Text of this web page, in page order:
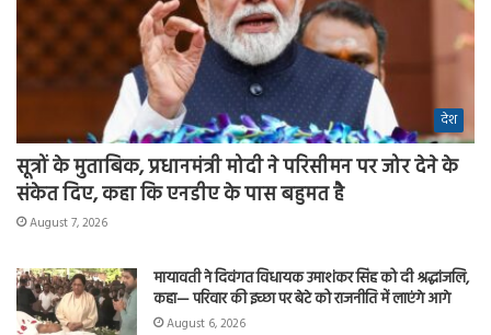
देश
सूत्रों के मुताबिक, प्रधानमंत्री मोदी ने परिसीमन पर जोर देने के
संकेत दिए, कहा कि एनडीए के पास बहुमत है
August 7, 2026
मायावती ने दिवंगत विधायक उमाशंकर सिंह को दी श्रद्धांजलि,
कहा— परिवार की इच्छा पर बेटे को राजनीति में लाएंगे आगे
August 6, 2026